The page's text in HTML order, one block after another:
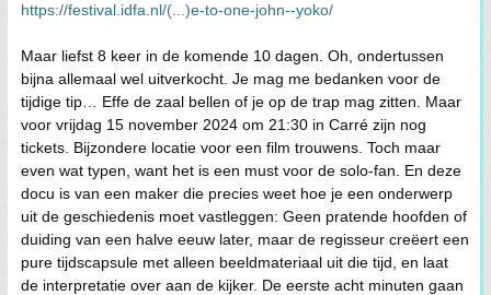
https://festival.idfa.nl/(...)e-to-one-john--yoko/
Maar liefst 8 keer in de komende 10 dagen. Oh, ondertussen
bijna allemaal wel uitverkocht. Je mag me bedanken voor de
tijdige tip… Effe de zaal bellen of je op de trap mag zitten. Maar
voor vrijdag 15 november 2024 om 21:30 in Carré zijn nog
tickets. Bijzondere locatie voor een film trouwens. Toch maar
even wat typen, want het is een must voor de solo-fan. En deze
docu is van een maker die precies weet hoe je een onderwerp
uit de geschiedenis moet vastleggen: Geen pratende hoofden of
duiding van een halve eeuw later, maar de regisseur creëert een
pure tijdscapsule met alleen beeldmateriaal uit die tijd, en laat
de interpretatie over aan de kijker. De eerste acht minuten gaan